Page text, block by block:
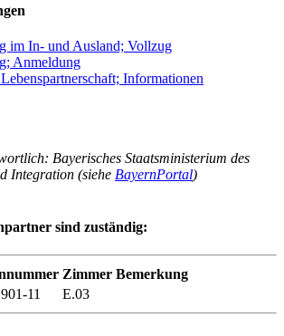
im In- und Ausland; Vollzug
Anmeldung
Informationen
Bayerisches Staatsministerium des
Integration (siehe BayernPortal)
sind zuständig:
Zimmer Bemerkung
11 E.03